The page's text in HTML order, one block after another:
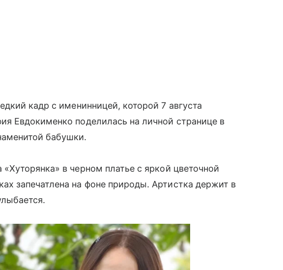
кадр с именинницей, которой 7 августа
Евдокименко поделилась на личной странице в
бабушки.
в черном платье с яркой цветочной
запечатлена на фоне природы. Артистка держит в